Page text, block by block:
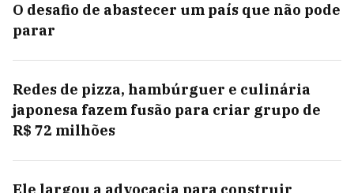
O desafio de abastecer um país que não pode
parar
Redes de pizza, hambúrguer e culinária
japonesa fazem fusão para criar grupo de
R$ 72 milhões